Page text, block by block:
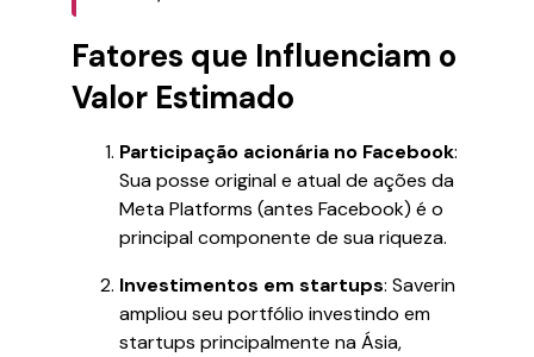
Fatores que Influenciam o
Valor Estimado
Participação acionária no Facebook:
Sua posse original e atual de ações da
Meta Platforms (antes Facebook) é o
principal componente de sua riqueza.
Investimentos em startups: Saverin
ampliou seu portfólio investindo em
startups principalmente na Ásia,